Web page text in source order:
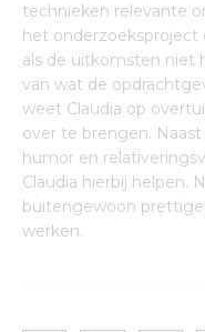
technieken relevante
het
als de uitkomsten niet
van wat de
weet Claudia op
over te brengen.
humor en
Claudia hierbij helpen.
buitengewoon
werken.